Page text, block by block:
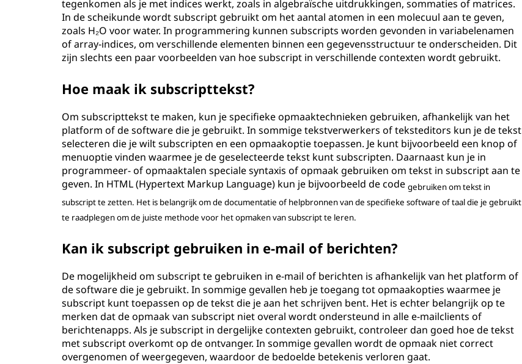
tegenkomen als je met indices werkt, zoals in algebraïsche uitdrukkingen, sommaties of matrices.
In de scheikunde wordt subscript gebruikt om het aantal atomen in een molecuul aan te geven,
zoals H₂O voor water. In programmering kunnen subscripts worden gevonden in variabelenamen
of array-indices, om verschillende elementen binnen een gegevensstructuur te onderscheiden. Dit
zijn slechts een paar voorbeelden van hoe subscript in verschillende contexten wordt gebruikt.
Hoe maak ik subscripttekst?
Om subscripttekst te maken, kun je specifieke opmaaktechnieken gebruiken, afhankelijk van het
platform of de software die je gebruikt. In sommige tekstverwerkers of teksteditors kun je de tekst
selecteren die je wilt subscripten en een opmaakoptie toepassen. Je kunt bijvoorbeeld een knop of
menuoptie vinden waarmee je de geselecteerde tekst kunt subscripten. Daarnaast kun je in
programmeer- of opmaaktalen speciale syntaxis of opmaak gebruiken om tekst in subscript aan te
geven. In HTML (Hypertext Markup Language) kun je bijvoorbeeld de codegebruiken om tekst in
subscript te zetten. Het is belangrijk om de documentatie of helpbronnen van de specifieke software of taal die je gebruikt
te raadplegen om de juiste methode voor het opmaken van subscript te leren.
Kan ik subscript gebruiken in e-mail of berichten?
De mogelijkheid om subscript te gebruiken in e-mail of berichten is afhankelijk van het platform of
de software die je gebruikt. In sommige gevallen heb je toegang tot opmaakopties waarmee je
subscript kunt toepassen op de tekst die je aan het schrijven bent. Het is echter belangrijk op te
merken dat de opmaak van subscript niet overal wordt ondersteund in alle e-mailclients of
berichtenapps. Als je subscript in dergelijke contexten gebruikt, controleer dan goed hoe de tekst
met subscript overkomt op de ontvanger. In sommige gevallen wordt de opmaak niet correct
overgenomen of weergegeven, waardoor de bedoelde betekenis verloren gaat.